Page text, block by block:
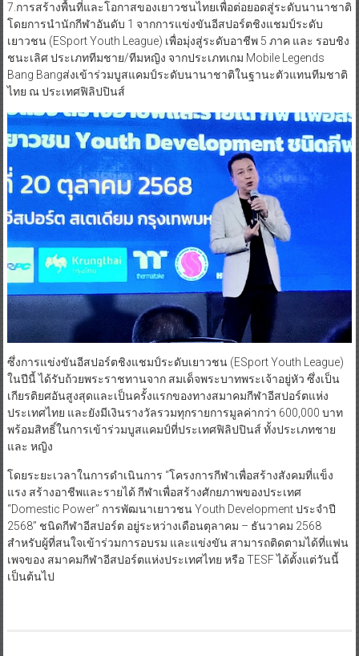
7.การสร้างพื้นที่และโอกาสของเยาวชนไทยเพื่อต่อยอดสู่ระดับนานาชาติ
โดยการนำนักกีฬาอันดับ 1 จากการแข่งขันอีสปอร์ตชิงแชมป์ระดับ
เยาวชน (ESport Youth League) เพื่อมุ่งสู่ระดับอาชีพ 5 ภาค และ รอบชิง
ชนะเลิศ ประเภททีมชาย/ทีมหญิง จากประเภทเกม Mobile Legends
Bang Bangส่งเข้าร่วมบูสแคมป์ระดับนานาชาติในฐานะตัวแทนทีมชาติ
ไทย ณ ประเทศฟิลิปปินส์
ซึ่งการแข่งขันอีสปอร์ตชิงแชมป์ระดับเยาวชน (ESport Youth League)
ในปีนี้ ได้รับถ้วยพระราชทานจาก สมเด็จพระบาทพระเจ้าอยู่หัว ซึ่งเป็น
เกียรติยศอันสูงสุดและเป็นครั้งแรกของทางสมาคมกีฬาอีสปอร์ตแห่ง
ประเทศไทย และยังมีเงินรางวัลรวมทุกรายการมูลค่ากว่า 600,000 บาท
พร้อมสิทธิ์ในการเข้าร่วมบูสแคมป์ที่ประเทศฟิลิปปินส์ ทั้งประเภทชาย
และ หญิง
โดยระยะเวลาในการดำเนินการ “โครงการกีฬาเพื่อสร้างสังคมที่แข็ง
แรง สร้างอาชีพและรายได้ กีฬาเพื่อสร้างศักยภาพของประเทศ
“Domestic Power” การพัฒนาเยาวชน Youth Development ประจำปี
2568” ชนิดกีฬาอีสปอร์ต อยู่ระหว่างเดือนตุลาคม – ธันวาคม 2568
สำหรับผู้ที่สนใจเข้าร่วมการอบรม และแข่งขัน สามารถติดตามได้ที่แฟน
เพจของ สมาคมกีฬาอีสปอร์ตแห่งประเทศไทย หรือ TESF ได้ตั้งแต่วันนี้
เป็นต้นไป